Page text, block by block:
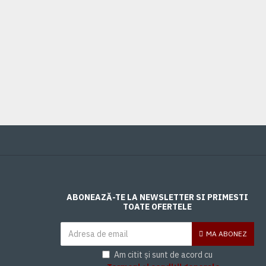
ABONEAZĂ-TE LA NEWSLETTER SI PRIMESTI
TOATE OFERTELE
MA ABONEZ
Am citit și sunt de acord cu